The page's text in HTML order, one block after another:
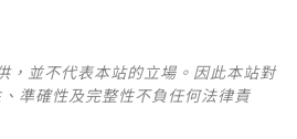
，並不代表本站的立場。因此本站對
準確性及完整性不負任何法律責